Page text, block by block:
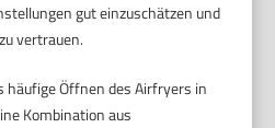
gut einzuschätzen und
vertrauen.
Öffnen des Airfryers in
Kombination aus